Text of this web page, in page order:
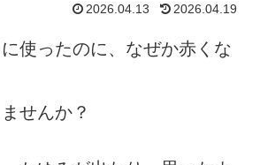
2026.04.13 2026.04.19
に使ったのに、なぜか赤くな
せんか？